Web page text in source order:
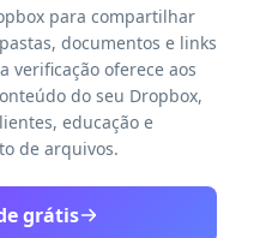
para compartilhar
documentos e links
verificação oferece aos
do seu Dropbox,
educação e
de arquivos.
grátis